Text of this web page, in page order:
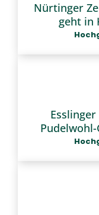
Nürtinger
geht in